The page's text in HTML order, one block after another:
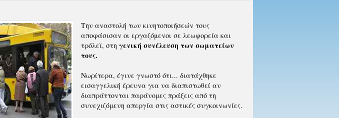
Την αναστολή των κινητοποιήσεών τους
αποφάσισαν οι εργαζόμενοι σε λεωφορεία και
τρόλεϊ, στη γενική συνέλευση των σωματείων
τους.
Νωρίτερα, έγινε γνωστό ότι... διατάχθηκε
εισαγγελική έρευνα για να διαπιστωθεί αν
διαπράττονται παράνομες πράξεις από τη
συνεχιζόμενη απεργία στις αστικές συγκοινωνίες.